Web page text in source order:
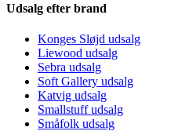
Udsalg efter brand
Konges Sløjd udsalg
Liewood udsalg
Sebra udsalg
Soft Gallery udsalg
Katvig udsalg
Smallstuff udsalg
Småfolk udsalg